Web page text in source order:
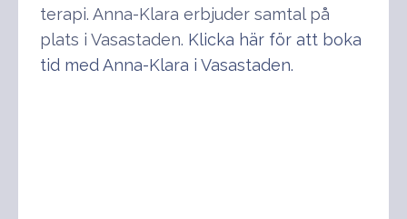
terapi. Anna-Klara erbjuder samtal på
plats i Vasastaden. Klicka här för att boka
tid med Anna-Klara i Vasastaden.